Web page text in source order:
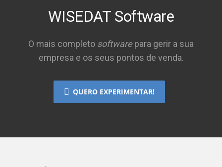
WISEDAT Software
O mais completo softwarepara gerir a sua
empresa e os seus pontos de venda.
QUERO EXPERIMENTAR!